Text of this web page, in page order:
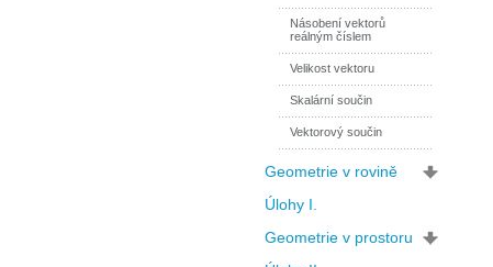
Násobení vektorů
reálným číslem
Velikost vektoru
Skalární součin
Vektorový součin
Geometrie v rovině
Úlohy I.
Geometrie v prostoru